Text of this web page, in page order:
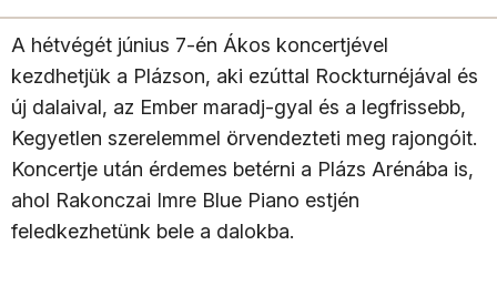
A hétvégét június 7-én Ákos koncertjével
kezdhetjük a Plázson, aki ezúttal Rockturnéjával és
új dalaival, az Ember maradj-gyal és a legfrissebb,
Kegyetlen szerelemmel örvendezteti meg rajongóit.
Koncertje után érdemes betérni a Plázs Arénába is,
ahol Rakonczai Imre Blue Piano estjén
feledkezhetünk bele a dalokba.